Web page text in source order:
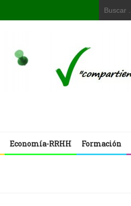
Economía-RRHH Formación